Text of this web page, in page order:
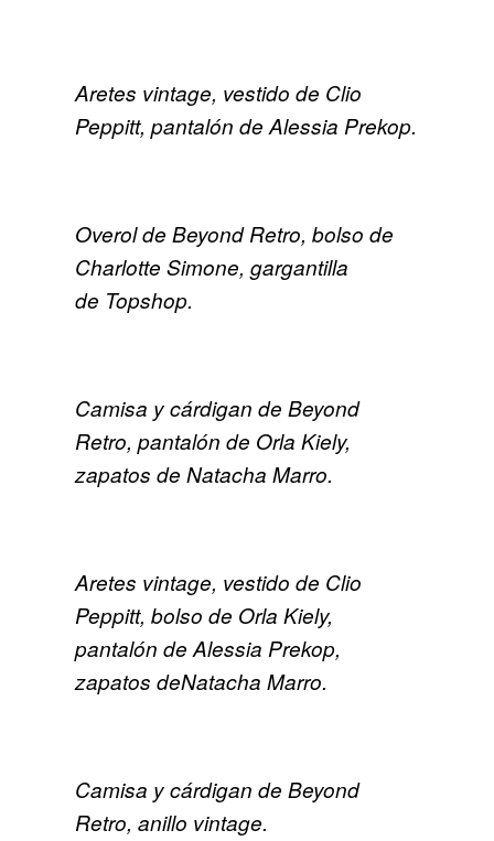
Aretes vintage, vestido de Clio
Peppitt, pantalón de Alessia Prekop.
Overol de Beyond Retro, bolso de
Charlotte Simone, gargantilla
de Topshop.
Camisa y cárdigan de Beyond
Retro, pantalón de Orla Kiely,
zapatos de Natacha Marro.
Aretes vintage, vestido de Clio
Peppitt, bolso de Orla Kiely,
pantalón de Alessia Prekop,
zapatos deNatacha Marro.
Camisa y cárdigan de Beyond
Retro, anillo vintage.